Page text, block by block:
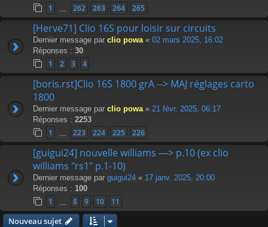
1 262 263 264 265
[Herve71] Clio 16S pour loisir sur circuits
Dernier message par clio powa « 02 mars 2025, 16:02
Réponses : 30
1 2 3 4
[boris.rst]Clio 16S 1800 grA --> MAJ réglages carto
1800
Dernier message par clio powa « 21 févr. 2025, 06:17
Réponses : 2253
1 223 224 225 226
[guigui24] nouvelle williams —> p.10 (ex clio
williams "rs1" p.1-10)
Dernier message par guigui24 « 17 janv. 2025, 20:00
Réponses : 100
1 8 9 10 11
Nouveau sujet